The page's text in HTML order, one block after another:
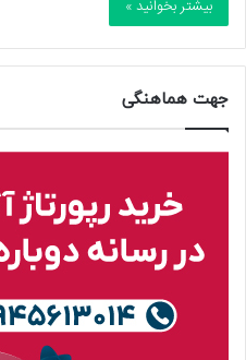
بیشتر بخوانید »
جهت هماهنگی